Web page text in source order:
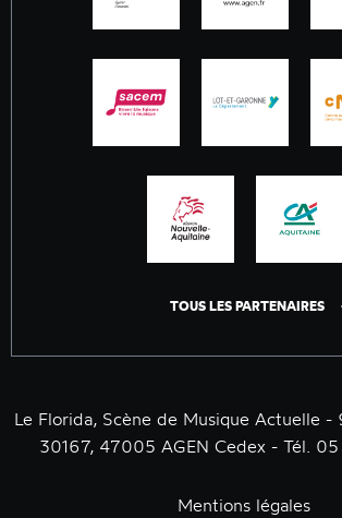
TOUS LES PARTENAIRES
Le Florida, Scène de Musique Actuelle -
30167, 47005 AGEN Cedex - Tél.
Mentions légales